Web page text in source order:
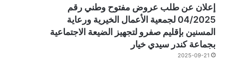
إعلان عن طلب عروض مفتوح وطني رقم
04/2025 لجمعية الأعمال الخيرية ورعاية
المسنين بإقليم صفرو لتجهيز الضيعة الاجتماعية
بجماعة كندر سيدي خيار
2025-09-21